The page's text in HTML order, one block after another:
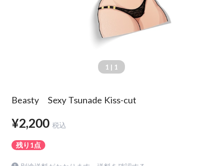
1 | 1
Beasty Sexy Tsunade Kiss-cut
¥2,200 税込
残り1点